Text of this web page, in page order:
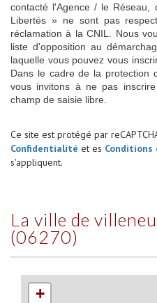
contacté l'Agence / le
Libertés » ne sont pas
réclamation à la CNIL. Nous
liste d'opposition au
laquelle vous pouvez vous
Dans le cadre de la protection
vous invitons à ne pas
champ de saisie libre.
Ce site est protégé par
Confidentialité et es
s'appliquent.
la ville de villeneuve-loubet
(06270)
+